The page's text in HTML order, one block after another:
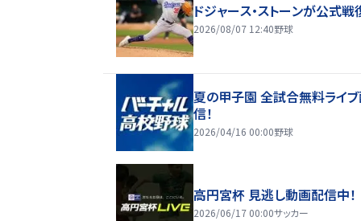
ドジャース・ストーンが公式戦
2026/08/07 12:40野球
夏の甲子園 全試合無料ライ
信！
2026/04/16 00:00野球
高円宮杯 見逃し動画配信中！
2026/06/17 00:00サッカー